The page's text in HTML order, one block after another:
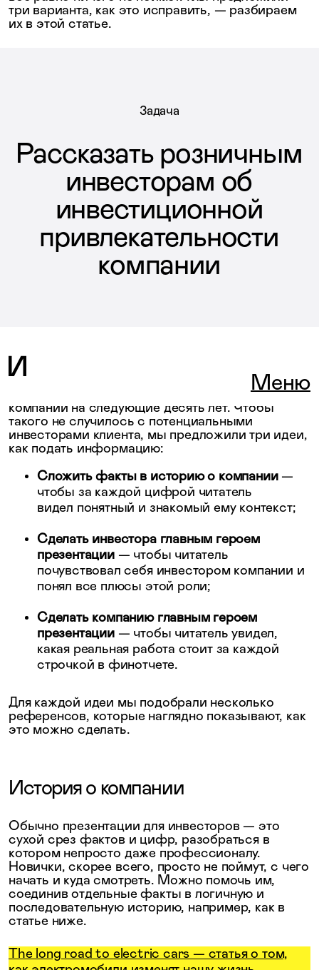
три варианта, как это исправить, — разбираем
их в этой статье.
Задача
Рассказать розничным
инвесторам об
инвестиционной
привлекательности
компании
Меню
Если обрушить на инвестора-новичка много
непонятных графиков, цифр и терминов, есть
риск, что он просто закроет сайт и забудет о
компании на следующие десять лет. Чтобы
такого не случилось с потенциальными
инвесторами клиента, мы предложили три идеи,
как подать информацию:
Сложить факты в историю о компании —
чтобы за каждой цифрой читатель
видел понятный и знакомый ему контекст;
Сделать инвестора главным героем
презентации — чтобы читатель
почувствовал себя инвестором компании и
понял все плюсы этой роли;
Сделать компанию главным героем
презентации— чтобы читатель увидел,
какая реальная работа стоит за каждой
строчкой в финотчете.
Для каждой идеи мы подобрали несколько
референсов, которые наглядно показывают, как
это можно сделать.
История о компании
Обычно презентации для инвесторов — это
сухой срез фактов и цифр, разобраться в
котором непросто даже профессионалу.
Новички, скорее всего, просто не поймут, с чего
начать и куда смотреть. Можно помочь им,
соединив отдельные факты в логичную и
последовательную историю, например, как в
статье ниже.
The long road to electric cars — статья о том,